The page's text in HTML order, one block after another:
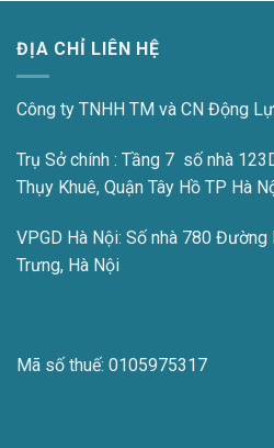
ĐỊA CHỈ LIÊN HỆ
Công ty TNHH TM và CN Động
Trụ Sở chính : Tầng 7 số nhà
Thụy Khuê, Quận Tây Hồ TP Hà
VPGD Hà Nội: Số nhà 780 Đường
Trưng, Hà Nội
Mã số thuế: 0105975317